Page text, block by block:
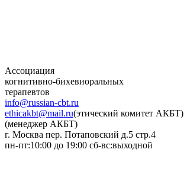
Ассоциация
когнитивно-бихевиоральных
терапевтов
info@russian-cbt.ru
ethicakbt@mail.ru(этический комитет АКБТ)
(менеджер АКБТ)
г. Москва пер. Потаповский д.5 стр.4
пн-пт:10:00 до 19:00 сб-вс:выходной